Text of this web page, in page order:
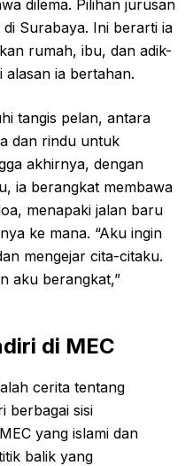
dilema. Pilihan jurusan
Surabaya. Ini berarti ia
rumah, ibu, dan adik-
alasan ia bertahan.
tangis pelan, antara
dan rindu untuk
akhirnya, dengan
ia berangkat membawa
menapaki jalan baru
ke mana. “Aku ingin
mengejar cita-citaku.
aku berangkat,”
di MEC
cerita tentang
berbagai sisi
yang islami dan
balik yang